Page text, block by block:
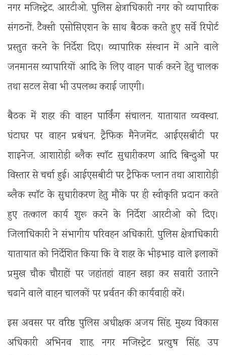
नगर मजिस्ट्रेट, आरटीओ, पुलिस क्षेत्राधिकारी नगर को व्यापारिक
संगठनों, टैक्सी एसोसिएशन के साथ बैठक करते हुए सर्वे रिपोर्ट
प्रस्तुत करने के निर्देश दिए। व्यापारिक संस्थान में आने वाले
जनमानस व्यापारियों आदि के लिए वाहन पार्क करने हेतु चालक
तथा सटल सेवा भी उपलब्ध कराई जाएगी।
बैठक में शहर की वाहन पार्किंग संचालन, यातायात व्यवस्था,
घंटाघर पर वाहन प्रबंधन, ट्रैफिक मैनेजमेंट, आईएसबीटी पर
शाइनेज, आशारोड़ी ब्लैक स्पॉट सुधारीकरण आदि बिन्दुओं पर
विस्तार से चर्चा हुई। आईएसबीटी पर ट्रैफिक प्लान तथा आशारोड़ी
ब्लैक स्पॉट के सुधारीकरण हेतु मौके पर ही स्वीकृति प्रदान करते
हुए तत्काल कार्य शुरू करने के निर्देश आरटीओ को दिए।
जिलाधिकारी ने संभागीय परिवहन अधिकारी, पुलिस क्षेत्राधिकारी
यातायात को निर्देशित किया कि वे शहर के भीड़भाड़ वाले इलाकों
प्रमुख चौक चौराहों पर जहांतहां वाहन खड़ा कर सवारी उतारने
चढाने वाले वाहन चालकों पर प्रर्वतन की कार्यवाही करें।
इस अवसर पर वरिष्ठ पुलिस अधीक्षक अजय सिंह, मुख्य विकास
अधिकारी अभिनव शाह, नगर मजिस्ट्रेट प्रत्युष सिंह, उप